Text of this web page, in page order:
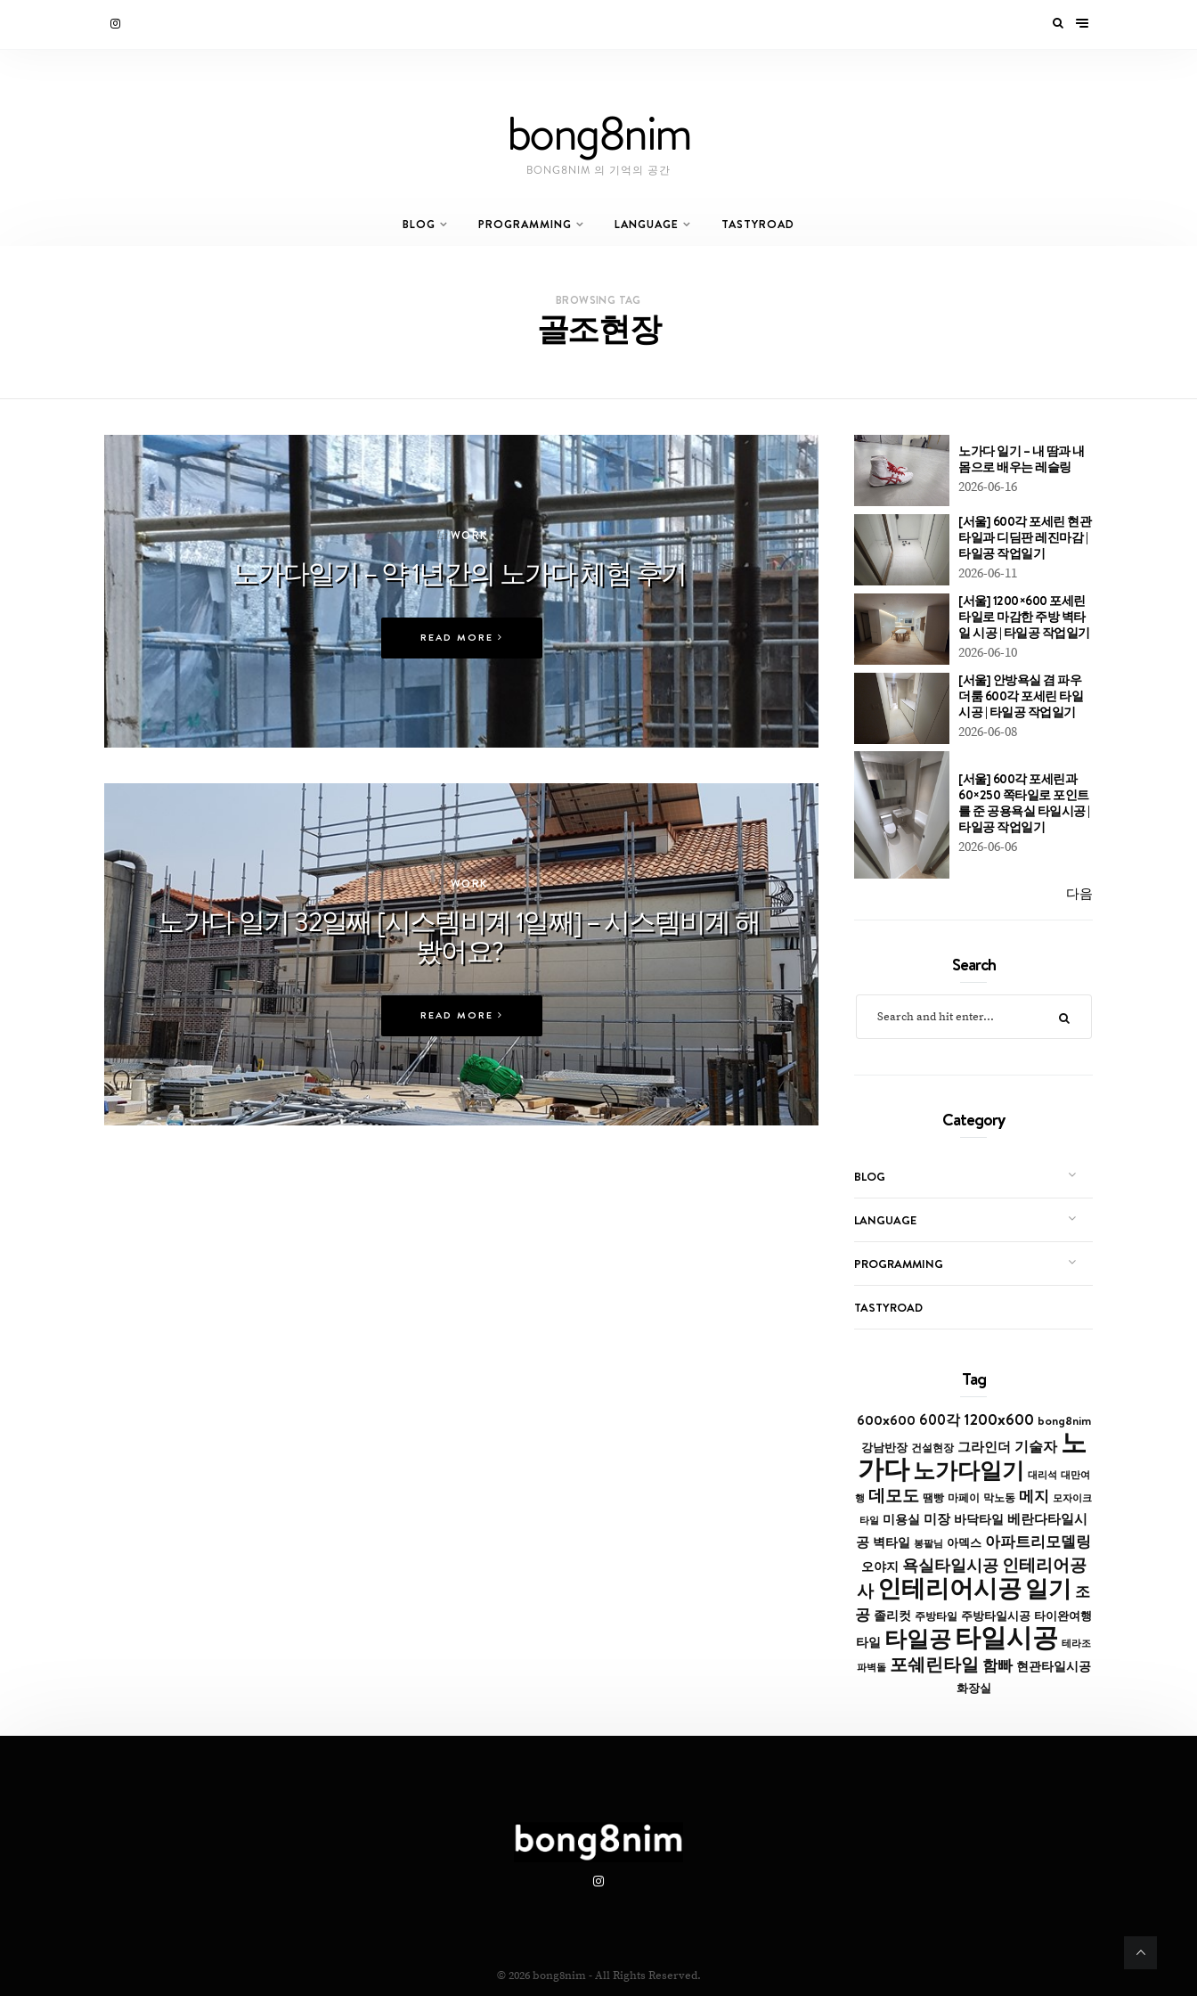
bong8nim
BONG8NIM 의 기억의 공간
BLOG PROGRAMMING LANGUAGE TASTYROAD
BROWSING TAG
골조현장
In WORK
노가다일기 – 약 1년간의 노가다 체험 후기
READ MORE
In WORK
노가다 일기 32일째 [시스템비계 1일째] – 시스템비계 해
봤어요?
READ MORE
노가다 일기 – 내 땀과 내
몸으로 배우는 레슬링
2026-06-16
[서울] 600각 포세린 현관
타일과 디딤판 레진마감 |
타일공 작업일기
2026-06-11
[서울] 1200×600 포세린
타일로 마감한 주방 벽타
일 시공 | 타일공 작업일기
2026-06-10
[서울] 안방욕실 겸 파우
더룸 600각 포세린 타일
시공 | 타일공 작업일기
2026-06-08
[서울] 600각 포세린과
60×250 쪽타일로 포인트
를 준 공용욕실 타일시공 |
타일공 작업일기
2026-06-06
다음
Search
Category
BLOG
LANGUAGE
PROGRAMMING
TASTYROAD
Tag
600x600 600각 1200x600 bong8nim
강남반장 건설현장 그라인더 기술자 노
가다노가다일기 대리석 대만여
행 데모도 땜빵 마페이 막노동 메지 모자이크
타일 미용실 미장 바닥타일 베란다타일시
공 벽타일 봉팔님 아덱스 아파트리모델링
오야지 욕실타일시공 인테리어공
사 인테리어시공 일기 조
공 졸리컷 주방타일 주방타일시공 타이완여행
타일 타일공타일시공 테라조
파벽돌 포쉐린타일 함빠 현관타일시공
화장실
© 2026bong8nim - All Rights Reserved.